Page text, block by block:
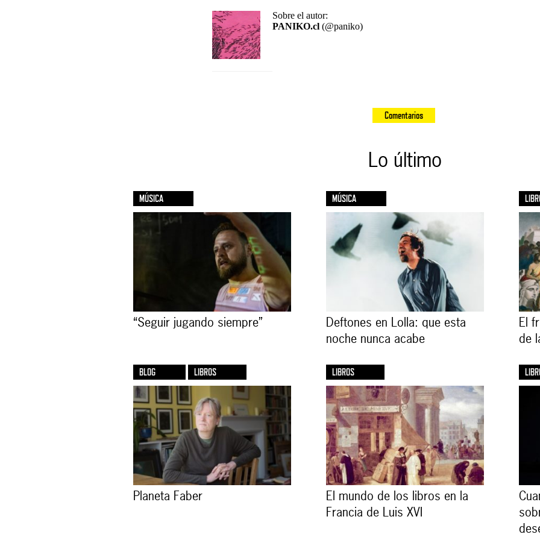
Sobre el autor:
PANIKO.cl (@paniko)
Comentarios
Lo último
MÚSICA
“Seguir jugando siempre”
MÚSICA
Deftones en Lolla: que esta
noche nunca acabe
El
de
BLOG LIBROS
Planeta Faber
LIBROS
El mundo de los libros en la
Francia de Luis XVI